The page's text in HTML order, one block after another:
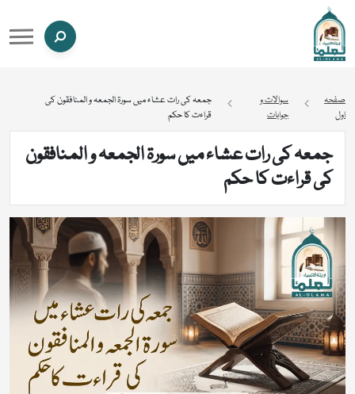
صفحہ
اول
سوالات و
جوابات
جمعہ کی رات عشاء میں سورۃ الجمعہ و المنافقون کی
قراءت کا حکم
جمعہ کی رات عشاء میں سورۃ الجمعہ و المنافقون
کی قراءت کا حکم